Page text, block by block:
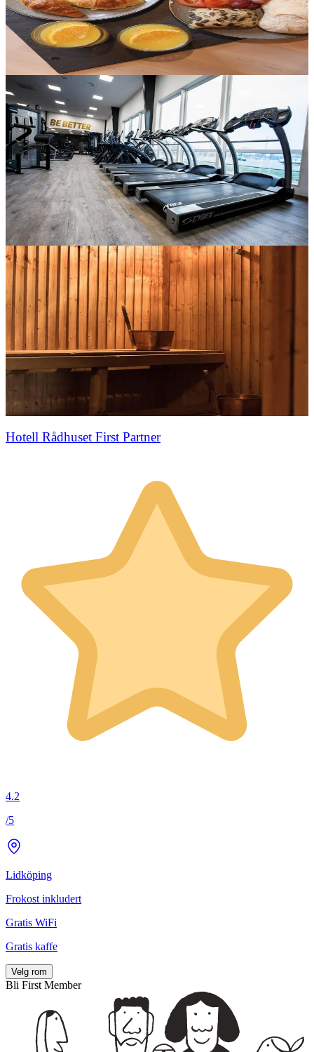
Hotell Rådhuset First Partner
4.2
/5
Lidköping
Frokost inkludert
Gratis WiFi
Gratis kaffe
Velg rom
Bli First Member